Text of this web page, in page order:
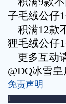
子毛绒公仔1
积满12款
狸毛绒公仔
更多互动
@DQ冰雪皇
免责声明